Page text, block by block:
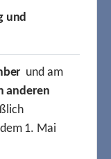
und
und am
anderen
1. Mai